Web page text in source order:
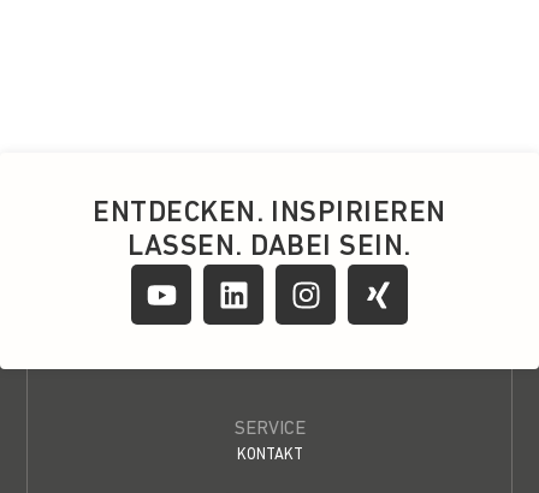
ENTDECKEN. INSPIRIEREN
LASSEN. DABEI SEIN.
SERVICE
KONTAKT